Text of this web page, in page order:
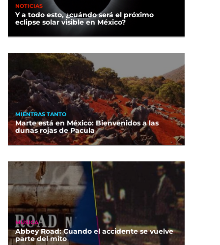
NOTICIAS
Y a todo esto, ¿cuándo será el próximo
eclipse solar visible en México?
MIENTRAS TANTO
Marte está en México: Bienvenidos a las
dunas rojas de Pacula
MÚSICA
Abbey Road: Cuando el accidente se vuelve
parte del mito